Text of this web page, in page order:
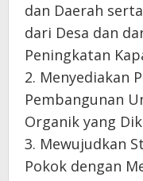
dan Daerah
dari Desa dan
Peningkatan
2. Menyediakan
Pembangunan
Organik yang
3. Mewujudkan
Pokok dengan